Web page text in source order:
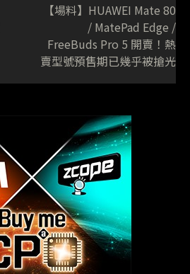
【場料】HUAWEI Mate 80
/ MatePad Edge /
FreeBuds Pro 5 開賣！熱
賣型號預售期已幾乎被搶光